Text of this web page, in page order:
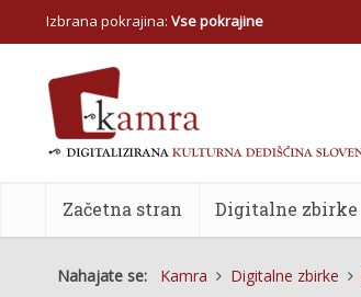
Izbrana pokrajina: Vse pokrajine
Začetna stran Digitalne zbirke
Nahajate se: Kamra Digitalne zbirke